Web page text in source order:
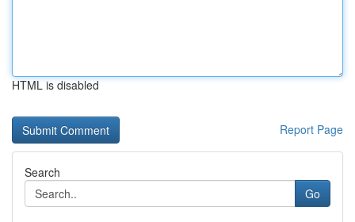
HTML is disabled
Report Page
Search
Go